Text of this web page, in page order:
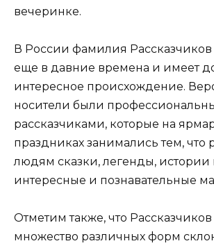
вечеринке.
В России фамилия Рассказчиков
еще в давние времена и имеет
интересное происхождение.
носители были
рассказчиками, которые на
праздниках занимались тем, что
людям сказки, легенды, истории
интересные и познавательные
Отметим также, что Рассказчиков
множество различных форм